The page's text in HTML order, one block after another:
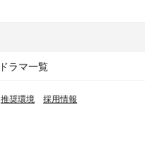
ドラマ一覧
推奨環境 採用情報